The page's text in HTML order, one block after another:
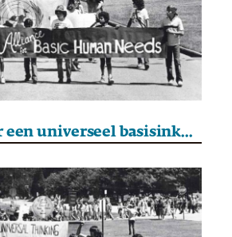
Pleidooi voor een universeel basisinkomen